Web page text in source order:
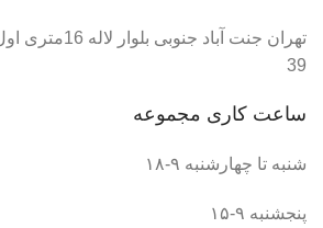
39
ساعت کاری مجموعه
شنبه تا چهارشنبه ۹-۱۸
پنجشنبه ۹-۱۵